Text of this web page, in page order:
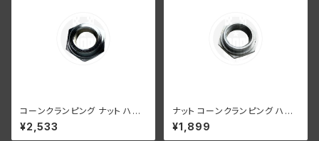
コーンクランピング ナット ハン
ドルバー ハーレーダビッドソン 1
941-52年 WL G クロームメッ
¥2,533
ナット コーンクランピング ハン
ドルバー ハーレーダビッドソン 1
936-48年 EL FL UL クローム
¥1,899